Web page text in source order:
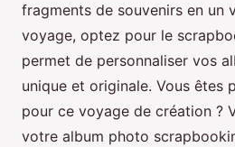
fragments de souvenirs en un
voyage, optez pour le
permet de personnaliser vos
unique et originale. Vous êtes
pour ce voyage de création ?
votre album photo